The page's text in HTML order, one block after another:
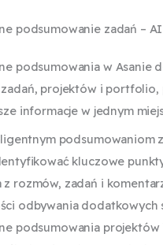
podsumowanie zadań –
podsumowania w Asanie
projektów i portfolio,
informacje w jednym
podsumowaniom
kluczowe
z rozmów, zadań i
odbywania dodatkowych
podsumowania